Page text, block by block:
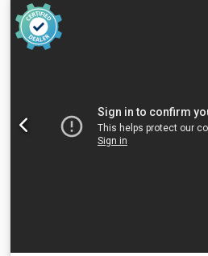
Broj mesta za alatke: 30